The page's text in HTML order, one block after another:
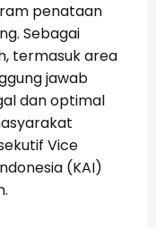
penataan
Sebagai
termasuk area
jawab
dan optimal
Vice
(KAI)